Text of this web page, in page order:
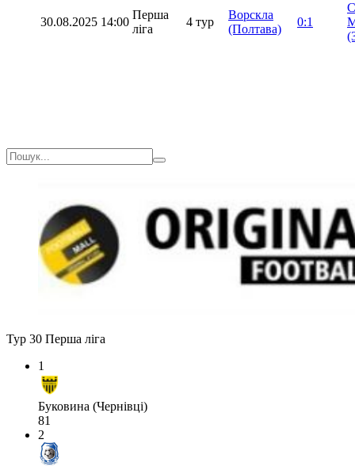
30.08.2025 14:00
Перша
ліга
4 тур
Ворскла
(Полтава)
0:1
Тур 30 Перша ліга
1
Буковина (Чернівці)
81
2